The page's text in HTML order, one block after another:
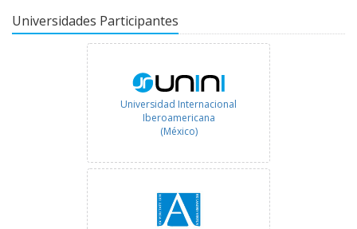
Universidades Participantes
Universidad Internacional
Iberoamericana
(México)